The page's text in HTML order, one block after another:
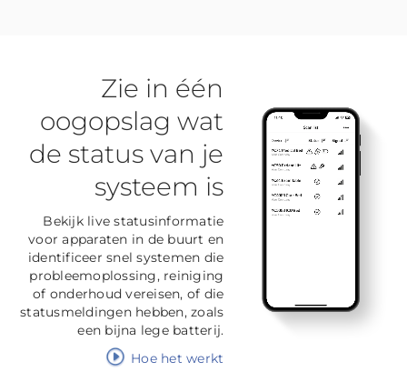
Zie in één
oogopslag wat
de status van je
systeem is
Bekijk live statusinformatie
voor apparaten in de buurt en
identificeer snel systemen die
probleemoplossing, reiniging
of onderhoud vereisen, of die
statusmeldingen hebben, zoals
een bijna lege batterij.
Hoe het werkt